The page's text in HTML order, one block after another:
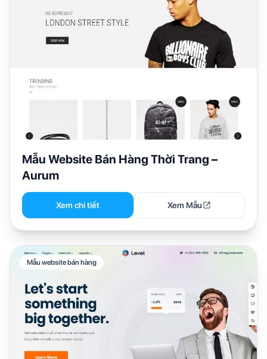
Mẫu Website Bán Hàng Thời Trang –
Aurum
Xem chi tiết Xem Mẫu
Mẫu website bán hàng